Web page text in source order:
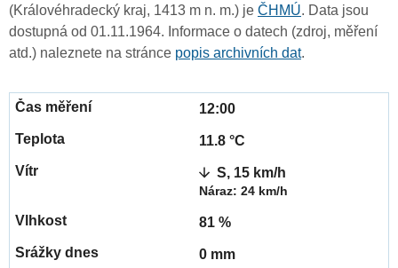
(Královéhradecký kraj, 1413 m n. m.) je ČHMÚ. Data jsou
dostupná od 01.11.1964. Informace o datech (zdroj, měření
atd.) naleznete na stránce popis archivních dat.
12:00
11.8 °C
S, 15 km/h
Náraz: 24 km/h
81 %
0 mm